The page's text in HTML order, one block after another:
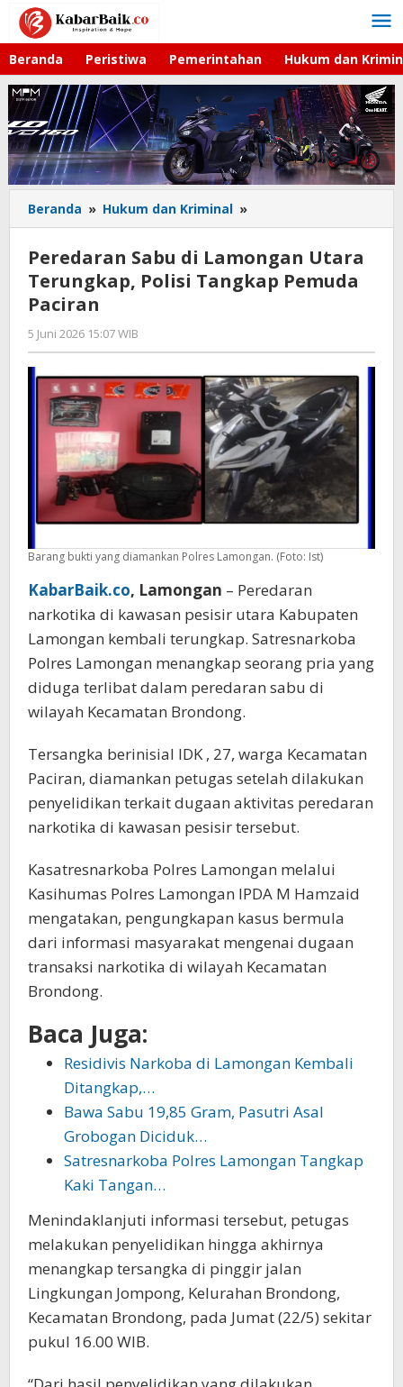
Lewati
konten
Beranda Peristiwa Pemerintahan Hukum dan
Beranda » Hukum dan Kriminal »
Sabu
Lamongan
Utara
Paciran
Peredaran Sabu di Lamongan Utara
Terungkap, Polisi Tangkap Pemuda
Paciran
5 Juni 2026 15:07 WIB
Andika
Barang bukti yang diamankan Polres Lamongan. (Foto: Ist)
KabarBaik.co, Lamongan – Peredaran
narkotika di kawasan pesisir utara Kabupaten
Lamongan kembali terungkap. Satresnarkoba
Polres Lamongan menangkap seorang pria yang
diduga terlibat dalam peredaran sabu di
wilayah Kecamatan Brondong.
Tersangka berinisial IDK , 27, warga Kecamatan
Paciran, diamankan petugas setelah dilakukan
penyelidikan terkait dugaan aktivitas peredaran
narkotika di kawasan pesisir tersebut.
Kasatresnarkoba Polres Lamongan melalui
Kasihumas Polres Lamongan IPDA M Hamzaid
mengatakan, pengungkapan kasus bermula
dari informasi masyarakat mengenai dugaan
transaksi narkotika di wilayah Kecamatan
Brondong.
Baca Juga:
Residivis Narkoba di Lamongan Kembali
Ditangkap,…
Bawa Sabu 19,85 Gram, Pasutri Asal
Grobogan Diciduk…
Satresnarkoba Polres Lamongan Tangkap
Kaki Tangan…
Menindaklanjuti informasi tersebut, petugas
melakukan penyelidikan hingga akhirnya
menangkap tersangka di pinggir jalan
Lingkungan Jompong, Kelurahan Brondong,
Kecamatan Brondong, pada Jumat (22/5) sekitar
pukul 16.00 WIB.